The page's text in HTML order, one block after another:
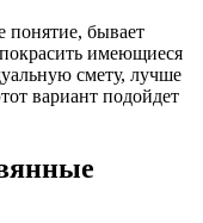
понятие, бывает
имеющиеся
смету, лучше
вариант подойдет